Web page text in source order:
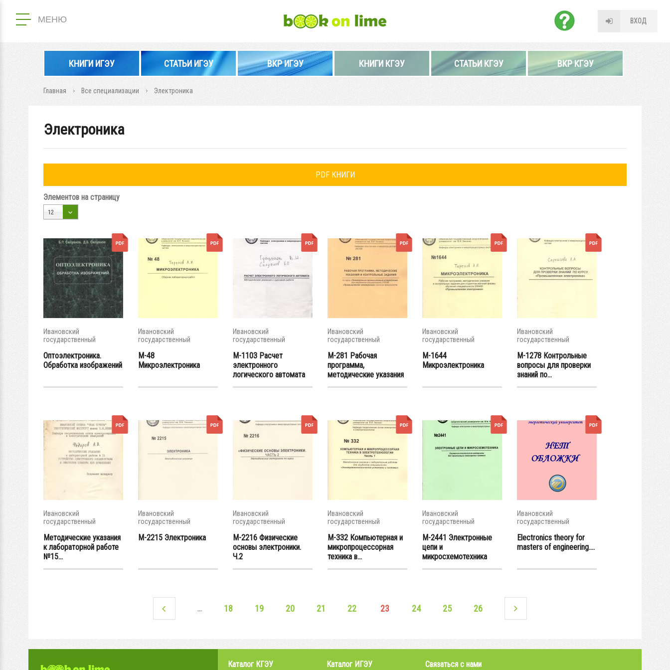
МЕНЮ ВХОД
КНИГИ ИГЭУ СТАТЬИ ИГЭУ ВКР ИГЭУ КНИГИ КГЭУ СТАТЬИ КГЭУ ВКР КГЭУ
Главная Все специализации Электроника
Электроника
PDF КНИГИ
Элементов на страницу
12
Ивановский
государственный
Оптоэлектроника.
Обработка изображений
Ивановский
государственный
М-48
Микроэлектроника
Ивановский
государственный
М-1103 Расчет
электронного
логического автомата
Ивановский
государственный
М-281 Рабочая
программа,
методические указания
и...
Ивановский
государственный
М-1644
Микроэлектроника
Ивановский
государственный
М-1278 Контрольные
вопросы для проверки
знаний по...
Ивановский
государственный
Методические указания
к лабораторной работе
№15...
Ивановский
государственный
М-2215 Электроника
Ивановский
государственный
М-2216 Физические
основы электроники.
Ч.2
Ивановский
государственный
М-332 Компьютерная и
микропроцессорная
техника в...
Ивановский
государственный
М-2441 Электронные
цепи и
микросхемотехника
Ивановский
государственный
Electronics theory for
masters of engineering....
… 18 19 20 21 22 23 24 25 26
Каталог КГЭУ Каталог ИГЭУ Связаться с нами